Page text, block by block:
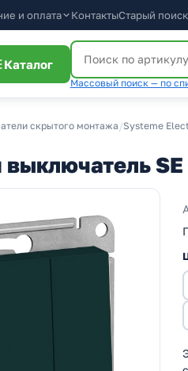
и оплата КонтактыСтарый поиск
Каталог
Массовый поиск — по
скрытого монтажа/Systeme